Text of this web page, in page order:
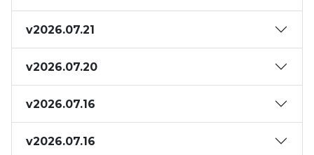
v2026.07.21
v2026.07.20
v2026.07.16
v2026.07.16